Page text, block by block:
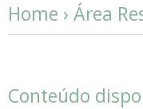
Home › Área
Conteúdo